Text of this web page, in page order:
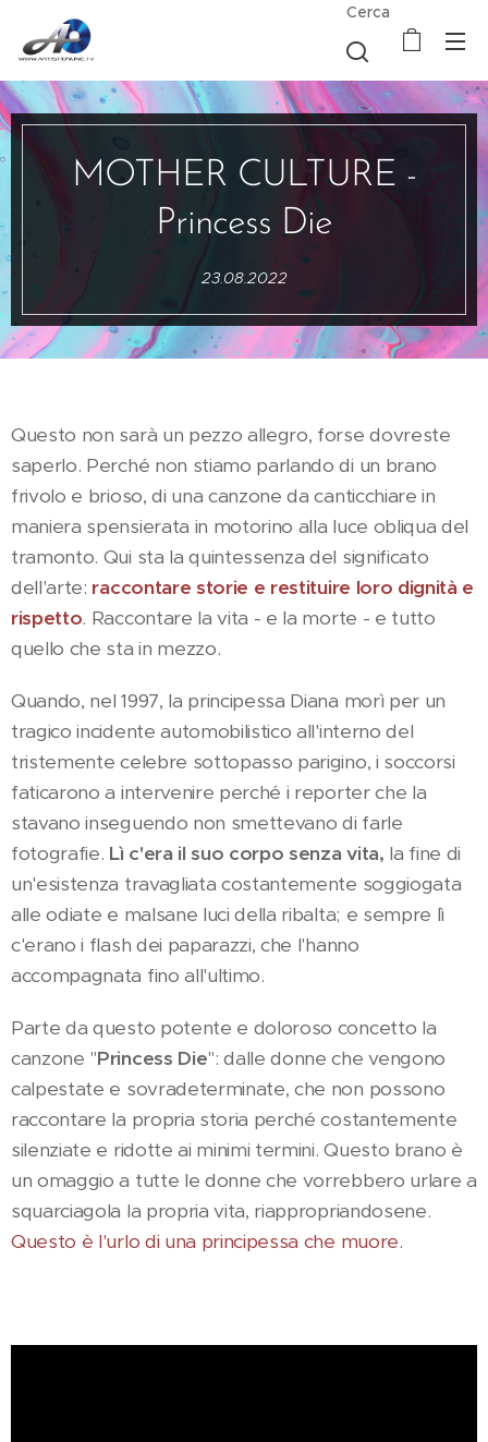
Cerca
MOTHER CULTURE -
Princess Die
23.08.2022
Questo non sarà un pezzo allegro, forse dovreste
saperlo. Perché non stiamo parlando di un brano
frivolo e brioso, di una canzone da canticchiare in
maniera spensierata in motorino alla luce obliqua del
tramonto. Qui sta la quintessenza del significato
dell'arte: raccontare storie e restituire loro dignità e
rispetto. Raccontare la vita - e la morte - e tutto
quello che sta in mezzo.
Quando, nel 1997, la principessa Diana morì per un
tragico incidente automobilistico all'interno del
tristemente celebre sottopasso parigino, i soccorsi
faticarono a intervenire perché i reporter che la
stavano inseguendo non smettevano di farle
fotografie. Lì c'era il suo corpo senza vita, la fine di
un'esistenza travagliata costantemente soggiogata
alle odiate e malsane luci della ribalta; e sempre lì
c'erano i flash dei paparazzi, che l'hanno
accompagnata fino all'ultimo.
Parte da questo potente e doloroso concetto la
canzone "Princess Die": dalle donne che vengono
calpestate e sovradeterminate, che non possono
raccontare la propria storia perché costantemente
silenziate e ridotte ai minimi termini. Questo brano è
un omaggio a tutte le donne che vorrebbero urlare a
squarciagola la propria vita, riappropriandosene.
Questo è l'urlo di una principessa che muore.